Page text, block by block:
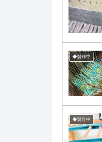
◆製作中
◆製作中